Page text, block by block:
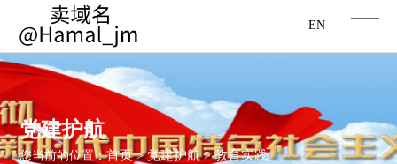
EN
党建护航
您当前的位置：首页>党建护航>教育实践